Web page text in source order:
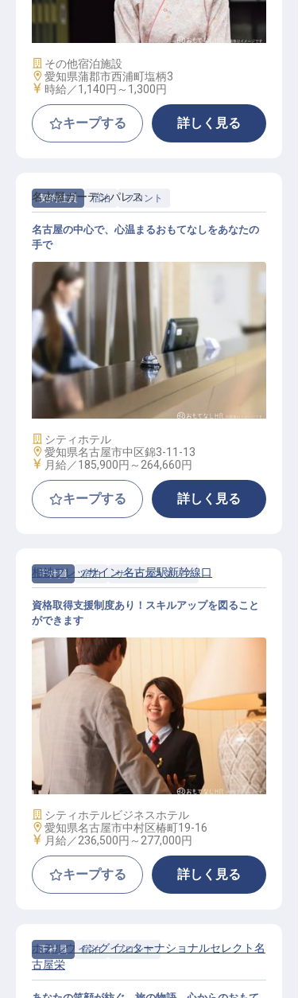
接客係
施設業態
その他宿泊施設
勤務地
愛知県蒲郡市西浦町塩柄3
給与
時給／1,140円～ 1,300円
キープする 詳しく見る
契約社員 宿泊 フロント
フロントスタッフ
名古屋ガーデンパレス
名古屋の中心で、心温まるおもてなしをあなたの
手で
施設業態
シティホテル
勤務地
愛知県名古屋市中区錦3-11-13
給与
月給／185,900円～ 264,660円
キープする 詳しく見る
正社員 宿泊 サービススタッフ
総合職（ホテル運営業務）
相鉄フレッサイン 名古屋駅新幹線口
資格取得支援制度あり！スキルアップを図ること
ができます
施設業態
シティホテルビジネスホテル
勤務地
愛知県名古屋市中村区椿町19-16
給与
月給／236,500円～ 277,000円
キープする 詳しく見る
正社員 宿泊 フロント
ホテルウィングインターナショナルセレクト名
古屋栄